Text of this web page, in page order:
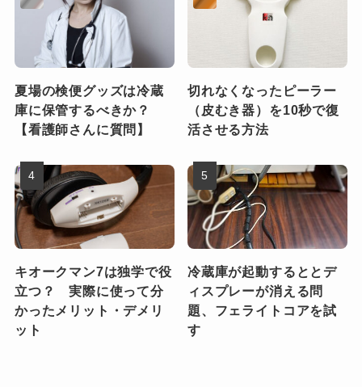
夏場の検便グッズは冷蔵
庫に保管するべきか？
【看護師さんに質問】
切れなくなったピーラー
（皮むき器）を10秒で復
活させる方法
キオークマン7は独学で役
立つ？ 実際に使って分
かったメリット・デメリ
ット
冷蔵庫が起動するととデ
ィスプレーが消える問
題、フェライトコアを試
す